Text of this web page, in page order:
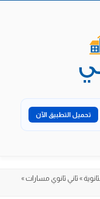
تحميل التطبيق الآن
» ثاني ثانوي مسارات»